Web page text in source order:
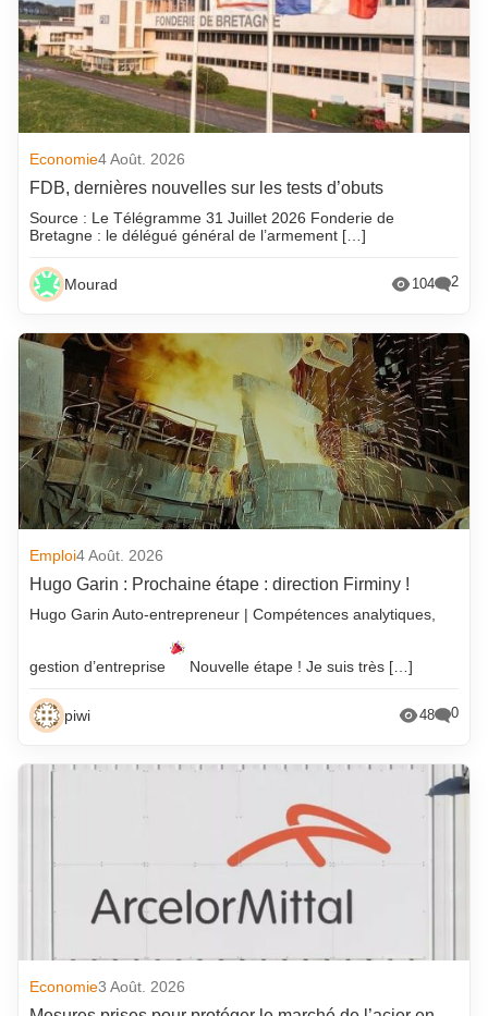
Economie4 Août. 2026
FDB, dernières nouvelles sur les tests d’obuts
Source : Le Télégramme 31 Juillet 2026 Fonderie de
Bretagne : le délégué général de l’armement […]
Mourad 104 2
Emploi4 Août. 2026
Hugo Garin : Prochaine étape : direction Firminy !
Hugo Garin Auto-entrepreneur | Compétences analytiques,
gestion d’entreprise Nouvelle étape ! Je suis très […]
piwi 48 0
Economie3 Août. 2026